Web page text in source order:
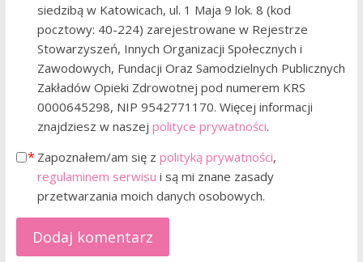
siedzibą w Katowicach, ul. 1 Maja 9 lok. 8 (kod
pocztowy: 40-224) zarejestrowane w Rejestrze
Stowarzyszeń, Innych Organizacji Społecznych i
Zawodowych, Fundacji Oraz Samodzielnych Publicznych
Zakładów Opieki Zdrowotnej pod numerem KRS
0000645298, NIP 9542771170. Więcej informacji
znajdziesz w naszej polityce prywatności.
Zapoznałem/am się z polityką prywatności,
regulaminem serwisu i są mi znane zasady
przetwarzania moich danych osobowych.